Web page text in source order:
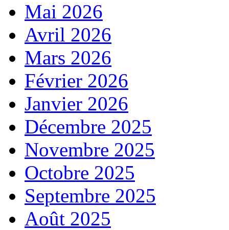
Mai 2026
Avril 2026
Mars 2026
Février 2026
Janvier 2026
Décembre 2025
Novembre 2025
Octobre 2025
Septembre 2025
Août 2025